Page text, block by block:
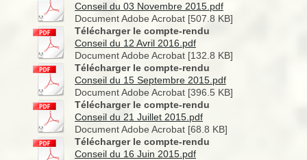
Conseil du 03 Novembre 2015.pdf
Document Adobe Acrobat [507.8 KB]
Télécharger le compte-rendu
Conseil du 12 Avril 2016.pdf
Document Adobe Acrobat [132.8 KB]
Télécharger le compte-rendu
Conseil du 15 Septembre 2015.pdf
Document Adobe Acrobat [396.5 KB]
Télécharger le compte-rendu
Conseil du 21 Juillet 2015.pdf
Document Adobe Acrobat [68.8 KB]
Télécharger le compte-rendu
Conseil du 16 Juin 2015.pdf